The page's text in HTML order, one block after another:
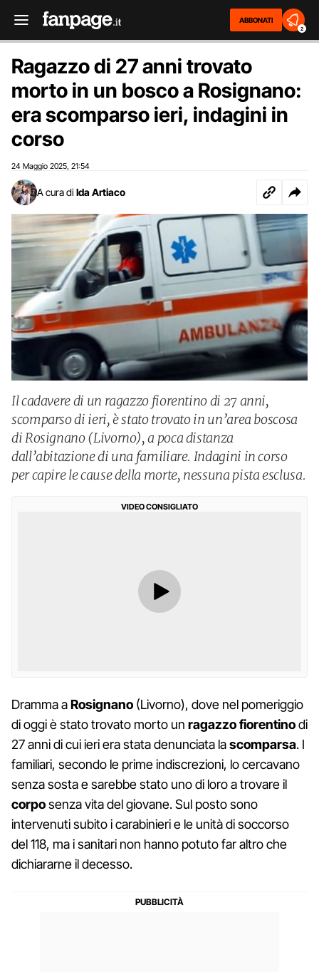
ABBONATI
2
Ragazzo di 27 anni trovato
morto in un bosco a Rosignano:
era scomparso ieri, indagini in
corso
24 Maggio 2025 21:54
A cura di Ida Artiaco
Il cadavere di un ragazzo fiorentino di 27 anni,
scomparso di ieri, è stato trovato in un’area boscosa
di Rosignano (Livorno), a poca distanza
dall’abitazione di una familiare. Indagini in corso
per capire le cause della morte, nessuna pista esclusa.
VIDEO CONSIGLIATO
Dramma aRosignano (Livorno), dove nel pomeriggio
di oggi è stato trovato morto un ragazzo fiorentinodi
27 anni di cui ieri era stata denunciata lascomparsa. I
familiari, secondo le prime indiscrezioni, lo cercavano
senza sosta e sarebbe stato uno di loro a trovare il
corposenza vita del giovane. Sul posto sono
intervenuti subito i carabinieri e le unità di soccorso
del 118, ma i sanitari non hanno potuto far altro che
dichiararne il decesso.